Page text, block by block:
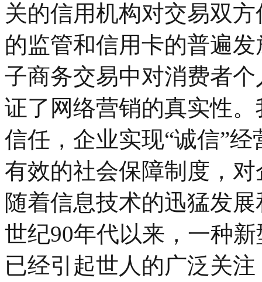
关的信用机构对交易双
的监管和信用卡的普遍
子商务交易中对消费者
证了网络营销的真实性
信任，企业实现“诚信”
有效的社会保障制度，
随着信息技术的迅猛发
世纪90年代以来，一种
已经引起世人的广泛关